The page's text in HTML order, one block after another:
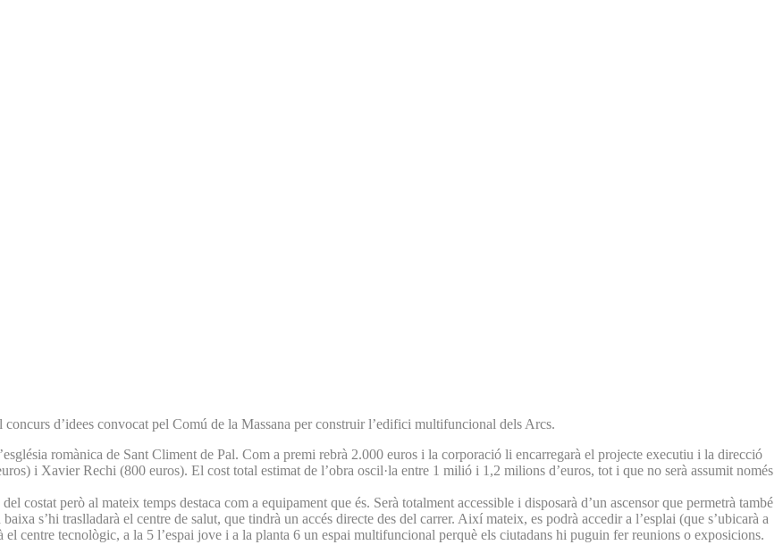
d’idees convocat pel Comú de la Massana per construir l’edifici multifuncional dels Arcs.
romànica de Sant Climent de Pal. Com a premi rebrà 2.000 euros i la corporació li encarregarà el projecte executiu i la direcció
i Xavier Rechi (800 euros). El cost total estimat de l’obra oscil·la entre 1 milió i 1,2 milions d’euros, tot i que no serà assumit només
costat però al mateix temps destaca com a equipament que és. Serà totalment accessible i disposarà d’un ascensor que permetrà també
s’hi traslladarà el centre de salut, que tindrà un accés directe des del carrer. Així mateix, es podrà accedir a l’esplai (que s’ubicarà a
centre tecnològic, a la 5 l’espai jove i a la planta 6 un espai multifuncional perquè els ciutadans hi puguin fer reunions o exposicions.